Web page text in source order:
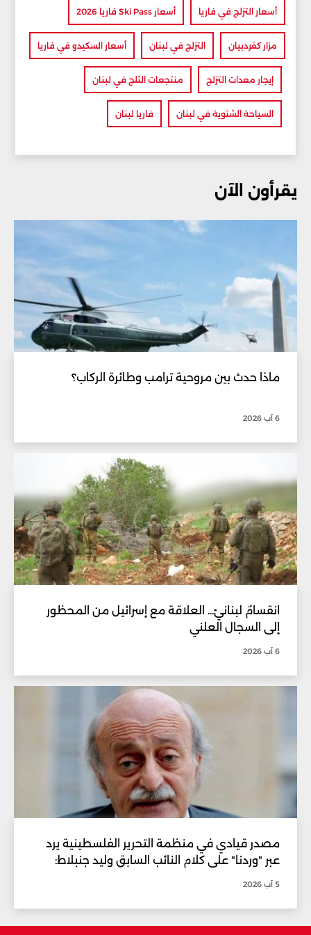
أسعار التزلج في فاريا أسعار Ski Pass فاريا 2026
مزار كفردبيان التزلج في لبنان أسعار السكيدو في فاريا
إيجار معدات التزلج منتجعات الثلج في لبنان
السياحة الشتوية في لبنان فاريا لبنان
يقرأون الآن
ماذا حدث بين مروحية ترامب وطائرة الركاب؟
6 آب 2026
انقسامٌ لبنانيّ... العلاقة مع إسرائيل من المحظور
إلى السجال العلني
6 آب 2026
مصدر قيادي في منظمة التحرير الفلسطينية يرد
عبر "وردنا" على كلام النائب السابق وليد جنبلاط:
5 آب 2026